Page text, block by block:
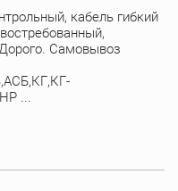
кабель гибкий
Самовывоз
...